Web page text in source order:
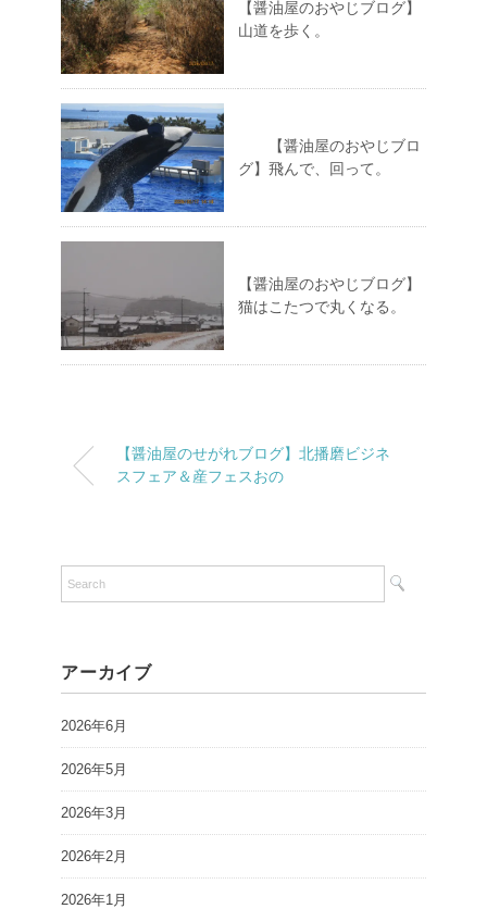
【醤油屋のおやじブログ】
山道を歩く。
【醤油屋のおやじブロ
グ】飛んで、回って。
【醤油屋のおやじブログ】
猫はこたつで丸くなる。
【醤油屋のせがれブログ】北播磨ビジネ
スフェア＆産フェスおの
アーカイブ
2026年6月
2026年5月
2026年3月
2026年2月
2026年1月